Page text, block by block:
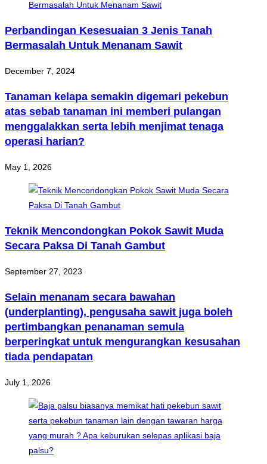
Perbandingan Kesesuaian 3 Jenis Tanah
Bermasalah Untuk Menanam Sawit
December 7, 2024
Tanaman kelapa semakin digemari pekebun
atas sebab tanaman ini memberi pulangan
menggalakkan serta lebih menjimat tenaga
operasi harian?
May 1, 2026
Teknik Mencondongkan Pokok Sawit Muda
Secara Paksa Di Tanah Gambut
September 27, 2023
Selain menanam secara bawahan
(underplanting), pengusaha sawit juga boleh
pertimbangkan penanaman semula
berperingkat untuk mengurangkan kesusahan
tiada pendapatan
July 1, 2026